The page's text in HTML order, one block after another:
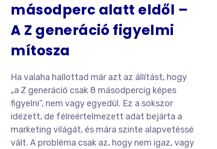
másodperc alatt eldől –
A Z generáció figyelmi
mítosza
Ha valaha hallottad már azt az állítást, hogy
„a Z generáció csak 8 másodpercig képes
figyelni”, nem vagy egyedül. Ez a sokszor
idézett, de félreértelmezett adat bejárta a
marketing világát, és mára szinte alapvetéssé
vált. A probléma csak az, hogy nem igaz, vagy